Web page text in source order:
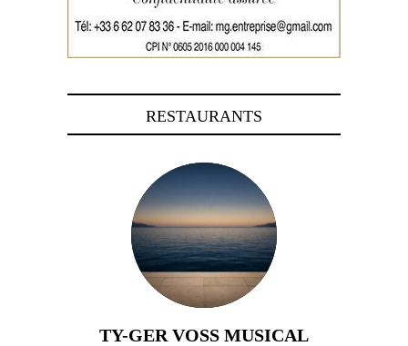
RESTAURANTS
TY-GER VOSS MUSICAL